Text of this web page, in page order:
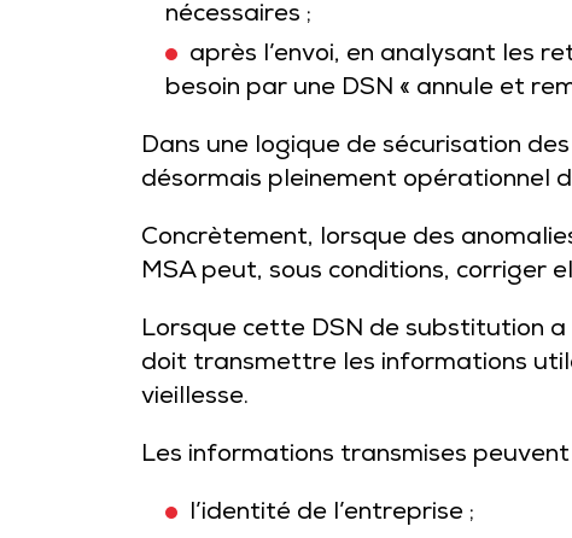
nécessaires ;
après l’envoi, en analysant les
besoin par une DSN « annule et
Dans une logique de sécurisation
désormais pleinement opérationnel
Concrètement, lorsque des
MSA peut, sous conditions, corriger
Lorsque cette DSN de substitution a
doit transmettre les informations
vieillesse.
Les informations transmises
l’identité de l’entreprise ;